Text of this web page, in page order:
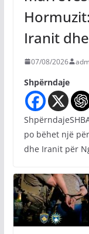
Iranit
07/08/2026
Shpërndaje
po bëhet një
dhe Iranit për